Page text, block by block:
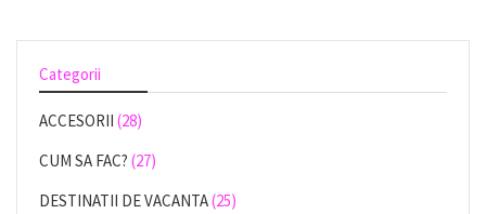
Categorii
ACCESORII (28)
CUM SA FAC? (27)
DESTINATII DE VACANTA(25)